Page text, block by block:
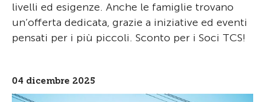
livelli ed esigenze. Anche le famiglie trovano
un’offerta dedicata, grazie a iniziative ed eventi
pensati per i più piccoli. Sconto per i Soci TCS!
04 dicembre 2025